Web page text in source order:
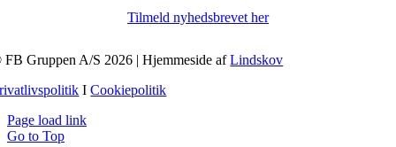
Tilmeld nyhedsbrevet her
FB Gruppen A/S 2026 | Hjemmeside afLindskov
ICookiepolitik
Page load link
Go to Top